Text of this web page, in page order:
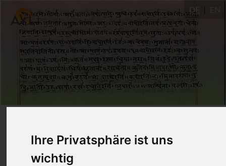
Ihre Privatsphäre ist uns
wichtig
DE
Yoga Sūtra
Steuere Dein Leben